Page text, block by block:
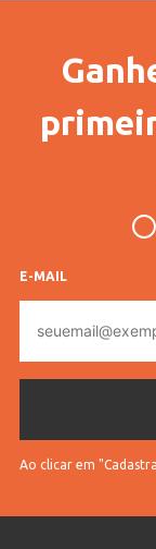
E-MAIL
mail
Ao clicar em